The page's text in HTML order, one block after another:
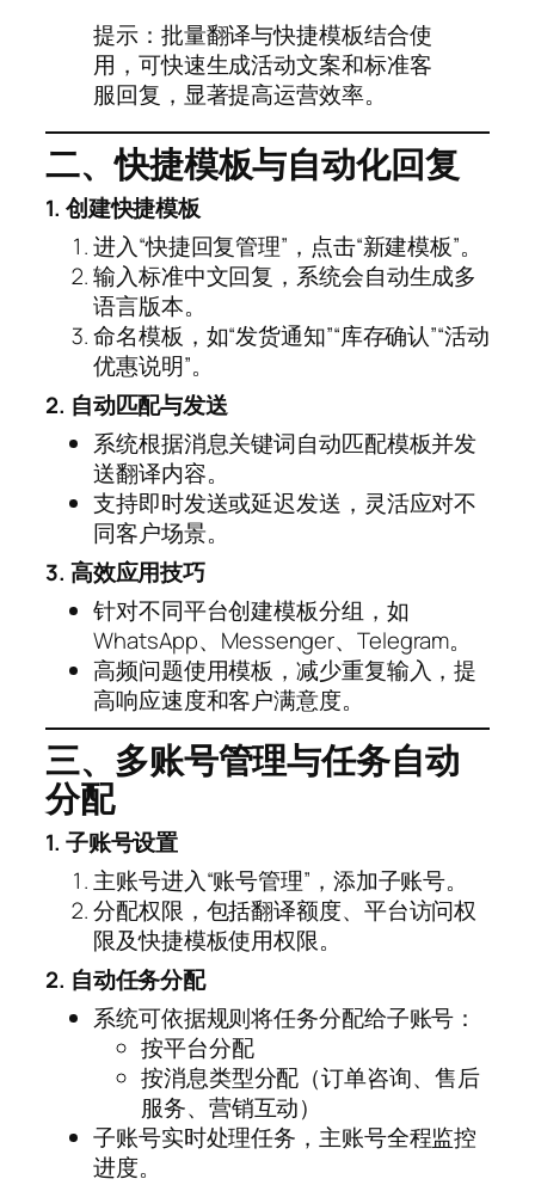
提示：批量翻译与快捷模板结合使
用，可快速生成活动文案和标准客
服回复，显著提高运营效率。
二、快捷模板与自动化回复
1. 创建快捷模板
进入“快捷回复管理”，点击“新建模板”。
输入标准中文回复，系统会自动生成多
语言版本。
命名模板，如“发货通知”“库存确认”“活动
优惠说明”。
2. 自动匹配与发送
系统根据消息关键词自动匹配模板并发
送翻译内容。
支持即时发送或延迟发送，灵活应对不
同客户场景。
3. 高效应用技巧
针对不同平台创建模板分组，如
WhatsApp、Messenger、Telegram。
高频问题使用模板，减少重复输入，提
高响应速度和客户满意度。
三、多账号管理与任务自动
分配
1. 子账号设置
主账号进入“账号管理”，添加子账号。
分配权限，包括翻译额度、平台访问权
限及快捷模板使用权限。
2. 自动任务分配
系统可依据规则将任务分配给子账号：
按平台分配
按消息类型分配（订单咨询、售后
服务、营销互动）
子账号实时处理任务，主账号全程监控
进度。